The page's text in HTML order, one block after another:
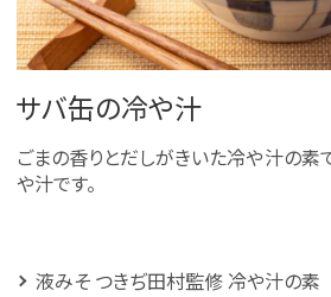
サバ缶の冷や汁
ごまの香りとだしがきいた冷や汁の素
や汁です。
液みそ つきぢ田村監修 冷や汁の素